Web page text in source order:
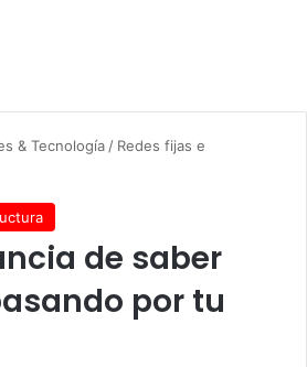
& Tecnología / Redes fijas e
de saber
por tu